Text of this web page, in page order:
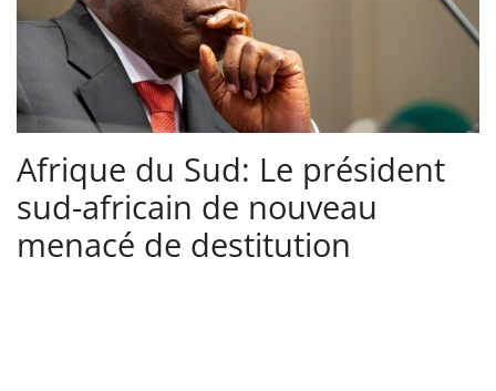
Afrique du Sud: Le président
sud-africain de nouveau
menacé de destitution